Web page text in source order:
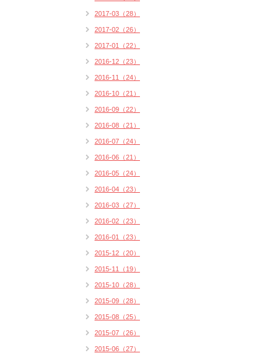
2017-03（28）
2017-02（26）
2017-01（22）
2016-12（23）
2016-11（24）
2016-10（21）
2016-09（22）
2016-08（21）
2016-07（24）
2016-06（21）
2016-05（24）
2016-04（23）
2016-03（27）
2016-02（23）
2016-01（23）
2015-12（20）
2015-11（19）
2015-10（28）
2015-09（28）
2015-08（25）
2015-07（26）
2015-06（27）